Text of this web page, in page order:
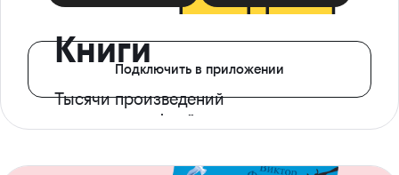
Книги
Тысячи произведений
с доступом офлайн
Подключить в приложении